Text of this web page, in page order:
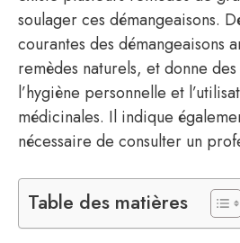
soulager ces démangeaisons.
courantes des démangeaisons
remèdes naturels, et donne
l’hygiène personnelle et
médicinales. Il indique
nécessaire de consulter un
Table des matières